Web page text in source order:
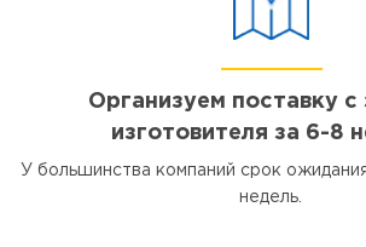
Организуем поставку с
изготовителя за 6-8
У большинства компаний срок
недель.